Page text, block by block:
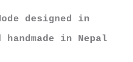
designed in
in Nepal